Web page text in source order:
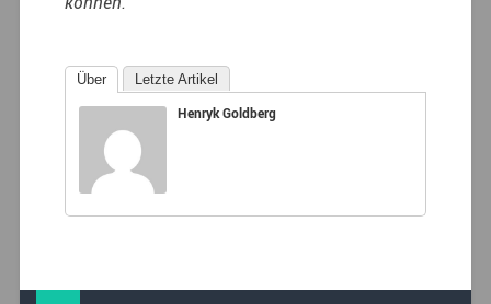
Über Letzte Artikel
Henryk Goldberg